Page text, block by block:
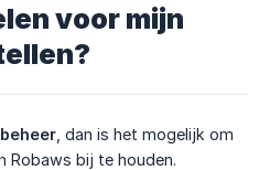
voor mijn
, dan is het mogelijk om
Robaws bij te houden.